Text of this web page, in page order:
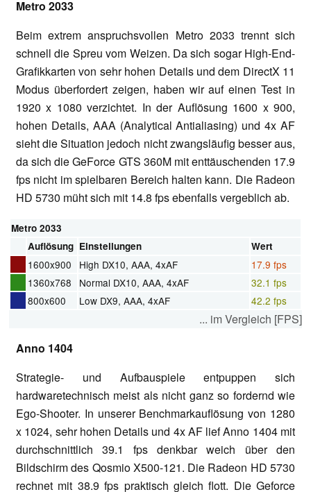
Metro 2033
Beim extrem anspruchsvollen Metro 2033 trennt sich
schnell die Spreu vom Weizen. Da sich sogar High-End-
Grafikkarten von sehr hohen Details und dem DirectX 11
Modus überfordert zeigen, haben wir auf einen Test in
1920 x 1080 verzichtet. In der Auflösung 1600 x 900,
hohen Details, AAA (Analytical Antialiasing) und 4x AF
sieht die Situation jedoch nicht zwangsläufig besser aus,
da sich die GeForce GTS 360M mit enttäuschenden 17.9
fps nicht im spielbaren Bereich halten kann. Die Radeon
HD 5730 müht sich mit 14.8 fps ebenfalls vergeblich ab.
Metro 2033
Auflösung Einstellungen Wert
1600x900 High DX10, AAA, 4xAF
17.9 fps
1360x768
Normal DX10, AAA, 4xAF
32.1 fps
800x600
Low DX9, AAA, 4xAF 42.2 fps
... im Vergleich [FPS]
Anno 1404
Strategie- und Aufbauspiele entpuppen sich
hardwaretechnisch meist als nicht ganz so fordernd wie
Ego-Shooter. In unserer Benchmarkauflösung von 1280
x 1024, sehr hohen Details und 4x AF lief Anno 1404 mit
durchschnittlich 39.1 fps denkbar weich über den
Bildschirm des Qosmio X500-121. Die Radeon HD 5730
rechnet mit 38.9 fps praktisch gleich flott. Die Geforce